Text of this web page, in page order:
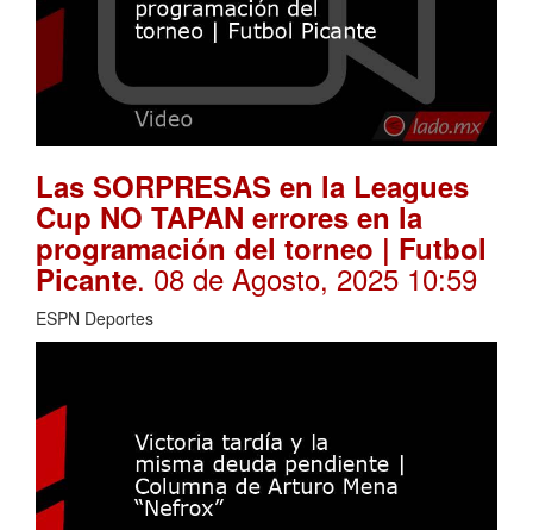
Las SORPRESAS en la Leagues
Cup NO TAPAN errores en la
programación del torneo | Futbol
Picante. 08 de Agosto, 2025 10:59
ESPN Deportes